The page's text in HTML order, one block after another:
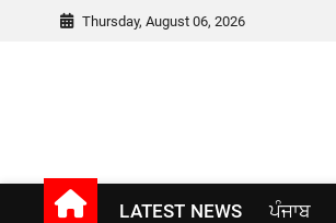
Thursday, August 06, 2026
Punjab window
LATEST NEWS ਪੰਜਾਬ